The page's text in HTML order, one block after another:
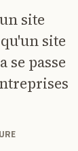
site
site
se passe